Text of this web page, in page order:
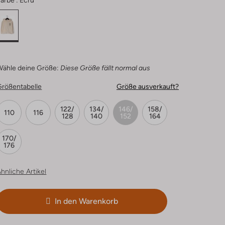
deine Größe: Diese Größe fällt normal aus
Größe ausverkauft?
110 116
122/
128
134/
140
146/
152
158/
164
170/
176
Artikel
In den Warenkorb